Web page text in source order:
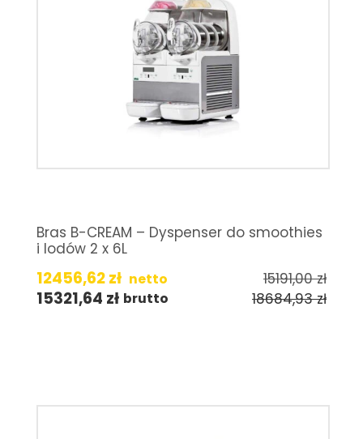
Bras B-CREAM – Dyspenser do smoothies
i lodów 2 x 6L
12456,62zł netto 15191,00zł
15321,64 zł brutto 18684,93zł